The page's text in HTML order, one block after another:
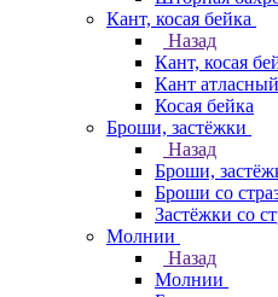
Кант, косая бейка
Назад
Кант, косая
Кант атласный
Косая бейка
Броши, застёжки
Назад
Броши,
Броши со
Застёжки со
Молнии
Назад
Молнии